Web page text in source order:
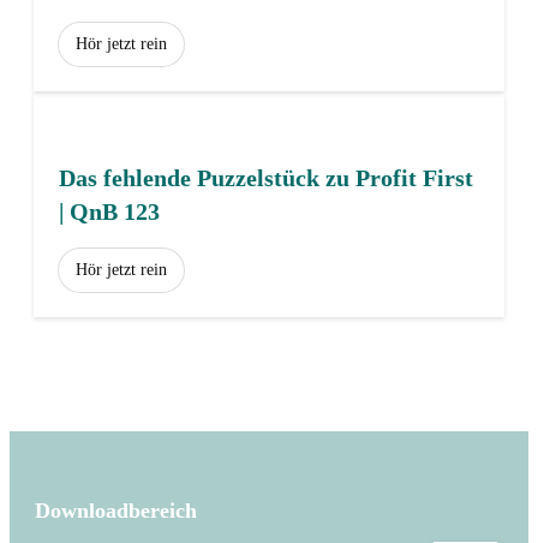
Hör jetzt rein
Das fehlende Puzzelstück zu Profit First
| QnB 123
Hör jetzt rein
Downloadbereich